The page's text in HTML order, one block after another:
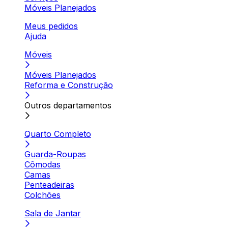
Móveis Planejados
Meus pedidos
Ajuda
Móveis
Móveis Planejados
Reforma e Construção
Outros departamentos
Quarto Completo
Guarda-Roupas
Cômodas
Camas
Penteadeiras
Colchões
Sala de Jantar